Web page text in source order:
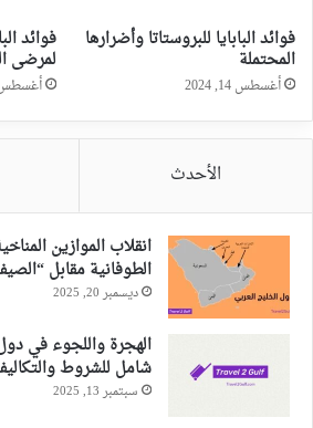
فوائد البابايا للبروستاتا وأضرارها
المحتملة
أغسطس 14, 2024
فوائد
لمرضى
أغسطس 14,
الأحدث
انقلاب الموازين
الطوفانية مقابل
ديسمبر 20, 2025
شامل للشروط
سبتمبر 13, 2025